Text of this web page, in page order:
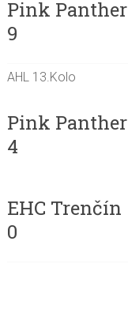
Pink Panther
9
AHL 13.Kolo
Pink Panther
4
EHC Trenčín
0